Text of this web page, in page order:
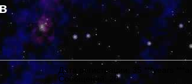
Дата регистрации: 35 ***years
Сообщений: 20